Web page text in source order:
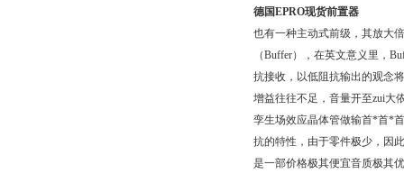
德国EPRO现货前置器
也有一种主动式前级，其放大
（Buffer），在英文意义里，
抗接收，以低阻抗输出的观念
增益往往不足，音量开至zui大
孪生场效应晶体管做输首*首*
抗的特性，由于零件极少，因
是一部价格极其便宜音质极其